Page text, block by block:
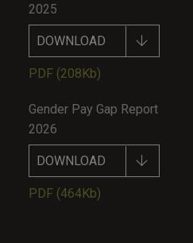
2025
DOWNLOAD
PDF (208Kb)
Gender Pay Gap Report
2026
DOWNLOAD
PDF (464Kb)